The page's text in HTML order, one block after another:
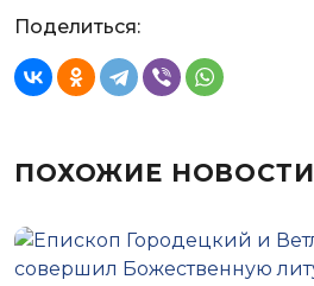
Поделиться:
ПОХОЖИЕ НОВОСТИ